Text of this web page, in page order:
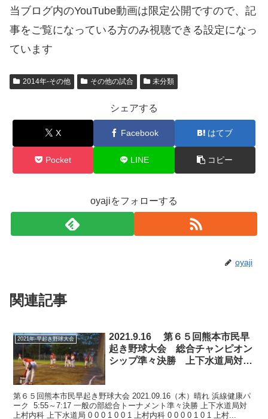
当ブログ内のYouTube動画は限定公開ですので、記
事をご覧になっている方のみ視聴できる設定になっ
ています
2014年-その他 その他の試合 未分類
シェアする
X Facebook はてブ
Pocket LINE コピー
oyajiをフォローする
oyaji
関連記事
2021年-早起き野球大会
2021.9.16 第６５回熊本市民早
起き野球大会 総合チャンピオン
シップ準々決勝 上下水道局対上
第６５回熊本市民早起き野球大会 2021.09.16（木）晴れ 浜線健康パ
ーク 5:55～7:17 一般の部総合トーナメント準々決勝 上下水道局対
上村内科 上下水道局 0 0 0 1 0 0 1 上村内科 0 0 0 0 1 0 1 上村...